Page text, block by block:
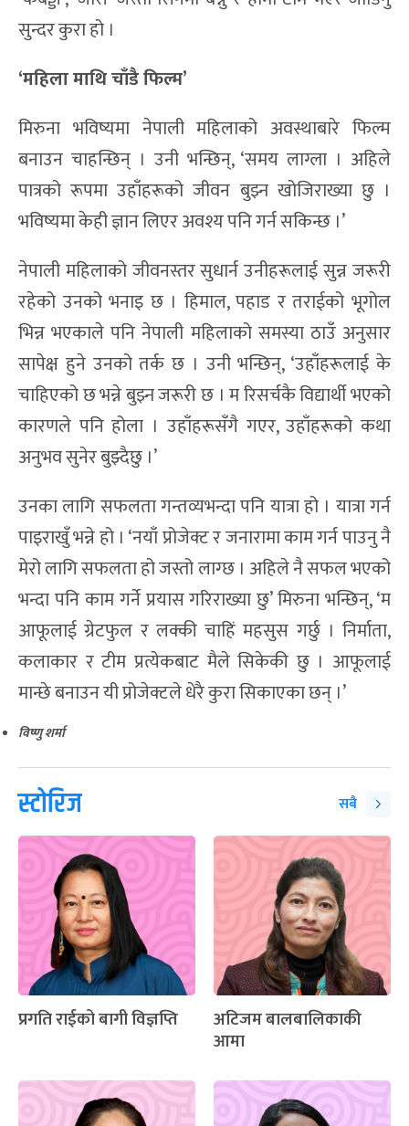
सुन्दर कुरा हो ।
‘महिला माथि चाँडै फिल्म’
मिरुना भविष्यमा नेपाली महिलाको अवस्थाबारे फिल्म
बनाउन चाहन्छिन् । उनी भन्छिन्, ‘समय लाग्ला । अहिले
पात्रको रूपमा उहाँहरूको जीवन बुझ्न खोजिराख्या छु ।
भविष्यमा केही ज्ञान लिएर अवश्य पनि गर्न सकिन्छ ।’
नेपाली महिलाको जीवनस्तर सुधार्न उनीहरूलाई सुन्न जरूरी
रहेको उनको भनाइ छ । हिमाल, पहाड र तराईको भूगोल
भिन्न भएकाले पनि नेपाली महिलाको समस्या ठाउँ अनुसार
सापेक्ष हुने उनको तर्क छ । उनी भन्छिन्, ‘उहाँहरूलाई के
चाहिएको छ भन्ने बुझ्न जरूरी छ । म रिसर्चकै विद्यार्थी भएको
कारणले पनि होला । उहाँहरूसँगै गएर, उहाँहरूको कथा
अनुभव सुनेर बुझ्दैछु ।’
उनका लागि सफलता गन्तव्यभन्दा पनि यात्रा हो । यात्रा गर्न
पाइराखुँ भन्ने हो । ‘नयाँ प्रोजेक्ट र जनारामा काम गर्न पाउनु नै
मेरो लागि सफलता हो जस्तो लाग्छ । अहिले नै सफल भएको
भन्दा पनि काम गर्ने प्रयास गरिराख्या छु’ मिरुना भन्छिन्, ‘म
आफूलाई ग्रेटफुल र लक्की चाहिं महसुस गर्छु । निर्माता,
कलाकार र टीम प्रत्येकबाट मैले सिकेकी छु । आफूलाई
मान्छे बनाउन यी प्रोजेक्टले धेरै कुरा सिकाएका छन् ।’
विष्णु शर्मा
स्टोरिज सबै
प्रगति राईको बागी विज्ञप्ति अटिजम बालबालिकाकी
आमा